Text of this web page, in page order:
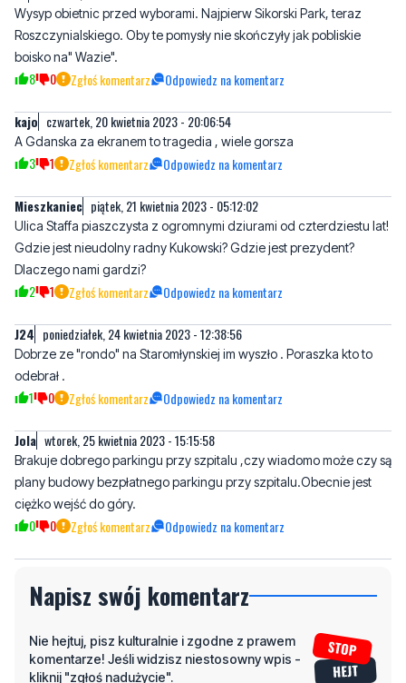
8 0 Zgłoś komentarz Odpowiedz na komentarz
kajo czwartek, 20 kwietnia 2023 - 20:06:54
A Gdanska za ekranem to tragedia , wiele gorsza
Mieszkaniec piątek, 21 kwietnia 2023 - 05:12:02
Ulica Staffa piaszczysta z ogromnymi dziurami od czterdziestu lat!
Dlaczego nami gardzi?
2 1 Zgłoś komentarz Odpowiedz na komentarz
J24 poniedziałek, 24 kwietnia 2023 - 12:38:56
Dobrze ze "rondo" na Staromłynskiej im wyszło . Poraszka kto to
1 0 Zgłoś komentarz Odpowiedz na komentarz
Jola wtorek, 25 kwietnia 2023 - 15:15:58
Brakuje dobrego parkingu przy szpitalu ,czy wiadomo może czy są
ciężko wejść do góry.
0 0 Zgłoś komentarz Odpowiedz na komentarz
Napisz swój komentarz
komentarze! Jeśli widzisz niestosowny wpis -
kliknij "zgłoś nadużycie".
Imię / Podpis